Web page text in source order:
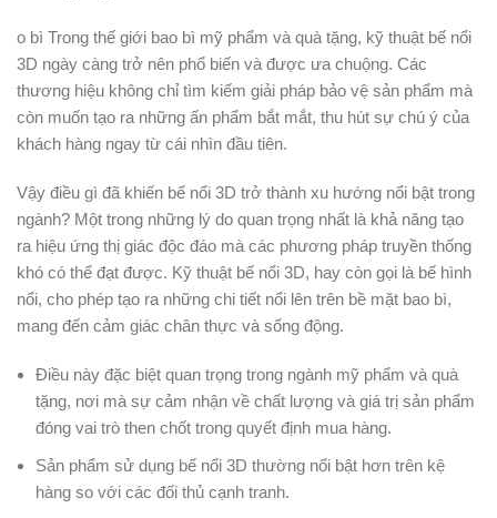
o bì Trong thế giới bao bì mỹ phẩm và quà tặng, kỹ thuật bế nổi
3D ngày càng trở nên phổ biến và được ưa chuộng. Các
thương hiệu không chỉ tìm kiếm giải pháp bảo vệ sản phẩm mà
còn muốn tạo ra những ấn phẩm bắt mắt, thu hút sự chú ý của
khách hàng ngay từ cái nhìn đầu tiên.
Vậy điều gì đã khiến bế nổi 3D trở thành xu hướng nổi bật trong
ngành? Một trong những lý do quan trọng nhất là khả năng tạo
ra hiệu ứng thị giác độc đáo mà các phương pháp truyền thống
khó có thể đạt được. Kỹ thuật bế nổi 3D, hay còn gọi là bế hình
nổi, cho phép tạo ra những chi tiết nổi lên trên bề mặt bao bì,
mang đến cảm giác chân thực và sống động.
Điều này đặc biệt quan trọng trong ngành mỹ phẩm và quà
tặng, nơi mà sự cảm nhận về chất lượng và giá trị sản phẩm
đóng vai trò then chốt trong quyết định mua hàng.
Sản phẩm sử dụng bế nổi 3D thường nổi bật hơn trên kệ
hàng so với các đối thủ cạnh tranh.